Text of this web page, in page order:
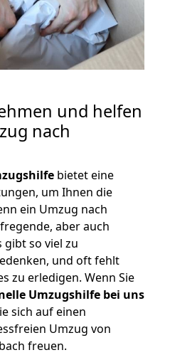
und helfen
nach
bietet eine
um Ihnen die
ein Umzug nach
aber auch
gibt so viel zu
und oft fehlt
zu erledigen. Wenn Sie
Umzugshilfe bei uns
sich auf einen
Umzug von
freuen.